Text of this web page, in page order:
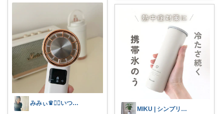
みみぃ♛👯‍♀️いつもありがとう🎪
MIKU | シンプリスト主婦